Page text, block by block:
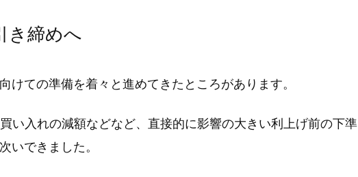
き締めへ
けての準備を着々と進めてきたところがあります。
い入れの減額などなど、直接的に影響の大きい利上げ前の下準
いできました。